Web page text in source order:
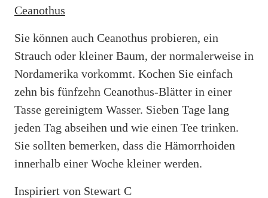
Ceanothus
Sie können auch Ceanothus probieren, ein
Strauch oder kleiner Baum, der normalerweise in
Nordamerika vorkommt. Kochen Sie einfach
zehn bis fünfzehn Ceanothus-Blätter in einer
Tasse gereinigtem Wasser. Sieben Tage lang
jeden Tag abseihen und wie einen Tee trinken.
Sie sollten bemerken, dass die Hämorrhoiden
innerhalb einer Woche kleiner werden.
Inspiriert von Stewart C